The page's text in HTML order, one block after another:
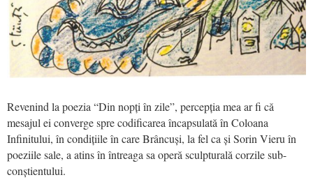
Revenind la poezia “Din nopți în zile”, percepția mea ar fi că
mesajul ei converge spre codificarea încapsulată în Coloana
Infinitului, în condițiile în care Brâncuși, la fel ca și Sorin Vieru în
poeziile sale, a atins în întreaga sa operă sculpturală corzile sub-
conștientului.